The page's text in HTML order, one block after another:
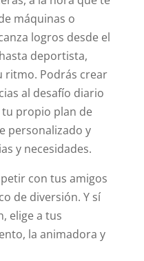
máquinas o
logros desde el
deportista,
ritmo. Podrás crear
al desafío diario
propio plan de
personalizado y
y necesidades.
con tus amigos
de diversión. Y sí
elige a tus
la animadora y